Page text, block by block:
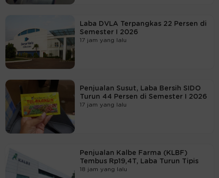
Laba DVLA Terpangkas 22 Persen di
Semester I 2026
17 jam yang lalu
Penjualan Susut, Laba Bersih SIDO
Turun 44 Persen di Semester I 2026
17 jam yang lalu
Penjualan Kalbe Farma (KLBF)
Tembus Rp19,4T, Laba Turun Tipis
18 jam yang lalu